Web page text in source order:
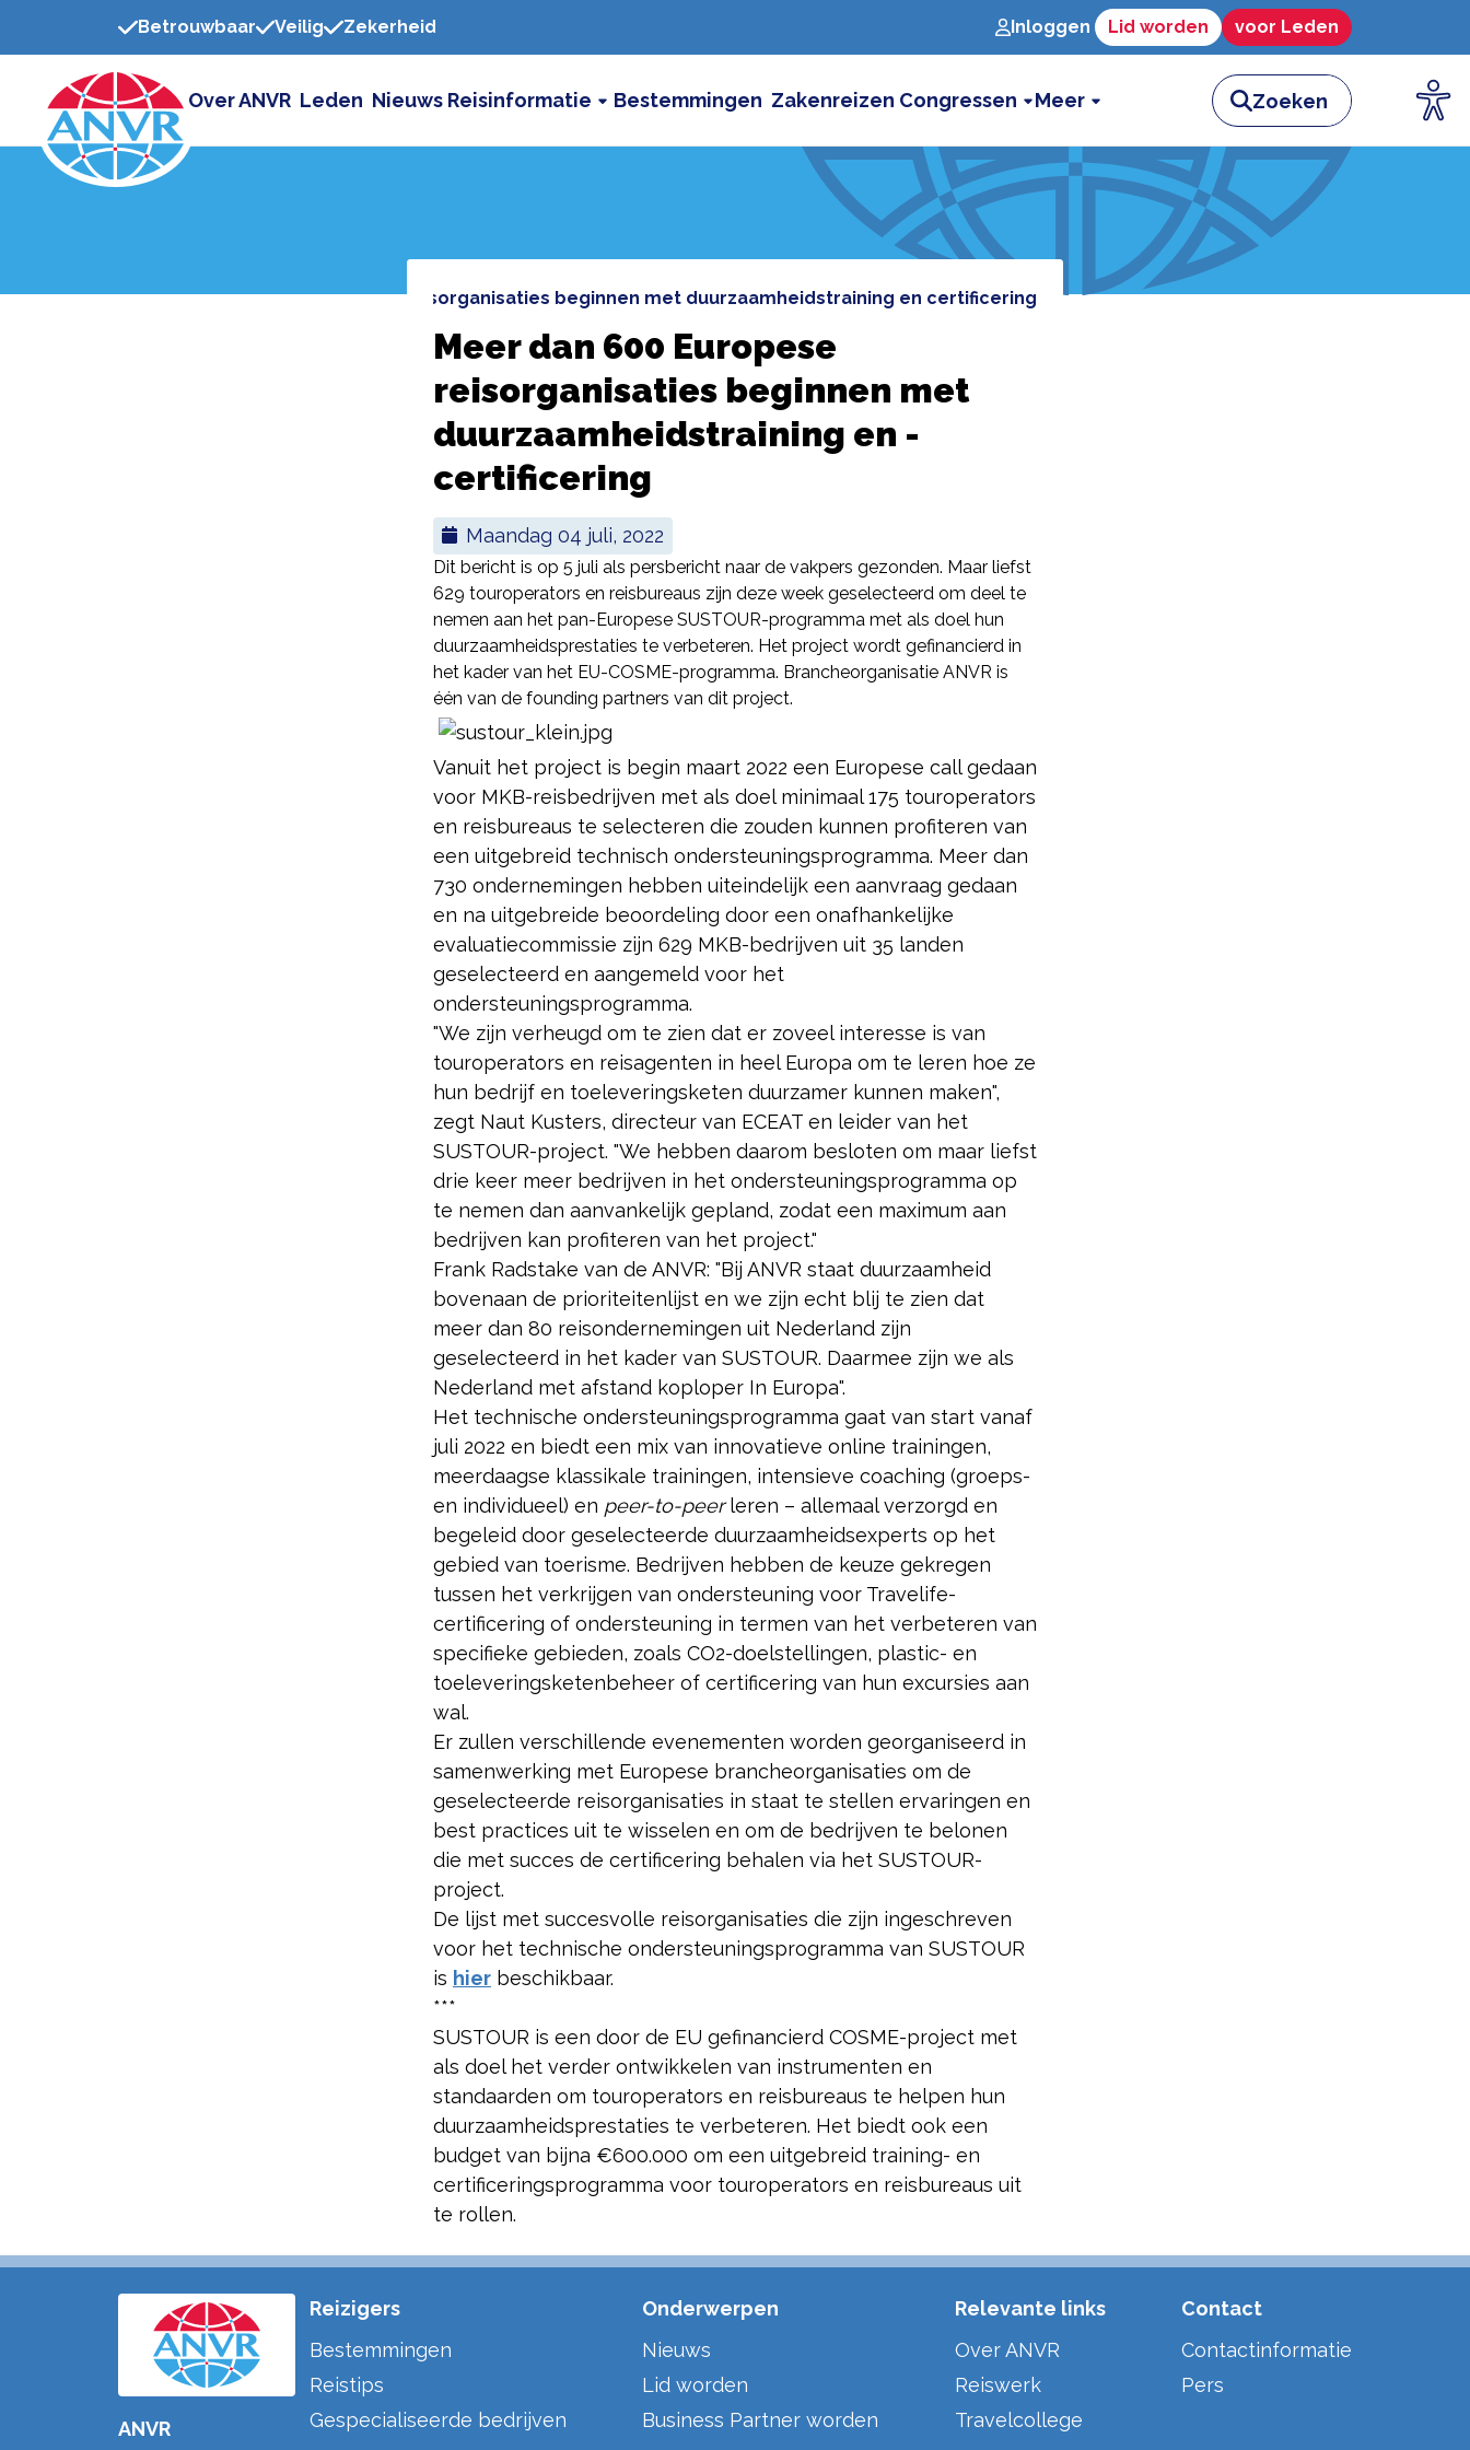
Betrouwbaar Veilig Zekerheid Inloggen Lid worden voor Leden
Over ANVR Leden Nieuws Reisinformatie Bestemmingen Zakenreizen Congressen Meer
Home reisnieuws meer dan 600 europese reisorganisaties beginnen met duurzaamheidstraining en certificering
Meer dan 600 Europese
reisorganisaties beginnen met
duurzaamheidstraining en -
certificering
maandag 04 juli, 2022
Dit bericht is op 5 juli als persbericht naar de vakpers gezonden. Maar liefst
629 touroperators en reisbureaus zijn deze week geselecteerd om deel te
nemen aan het pan-Europese SUSTOUR-programma met als doel hun
duurzaamheidsprestaties te verbeteren. Het project wordt gefinancierd in
het kader van het EU-COSME-programma. Brancheorganisatie ANVR is
één van de founding partners van dit project.
Vanuit het project is begin maart 2022 een Europese call gedaan
voor MKB-reisbedrijven met als doel minimaal 175 touroperators
en reisbureaus te selecteren die zouden kunnen profiteren van
een uitgebreid technisch ondersteuningsprogramma. Meer dan
730 ondernemingen hebben uiteindelijk een aanvraag gedaan
en na uitgebreide beoordeling door een onafhankelijke
evaluatiecommissie zijn 629 MKB-bedrijven uit 35 landen
geselecteerd en aangemeld voor het
ondersteuningsprogramma.
"We zijn verheugd om te zien dat er zoveel interesse is van
touroperators en reisagenten in heel Europa om te leren hoe ze
hun bedrijf en toeleveringsketen duurzamer kunnen maken",
zegt Naut Kusters, directeur van ECEAT en leider van het
SUSTOUR-project. "We hebben daarom besloten om maar liefst
drie keer meer bedrijven in het ondersteuningsprogramma op
te nemen dan aanvankelijk gepland, zodat een maximum aan
bedrijven kan profiteren van het project."
Frank Radstake van de ANVR: "Bij ANVR staat duurzaamheid
bovenaan de prioriteitenlijst en we zijn echt blij te zien dat
meer dan 80 reisondernemingen uit Nederland zijn
geselecteerd in het kader van SUSTOUR. Daarmee zijn we als
Nederland met afstand koploper In Europa".
Het technische ondersteuningsprogramma gaat van start vanaf
juli 2022 en biedt een mix van innovatieve online trainingen,
meerdaagse klassikale trainingen, intensieve coaching (groeps-
en individueel) en peer-to-peerleren – allemaal verzorgd en
begeleid door geselecteerde duurzaamheidsexperts op het
gebied van toerisme. Bedrijven hebben de keuze gekregen
tussen het verkrijgen van ondersteuning voor Travelife-
certificering of ondersteuning in termen van het verbeteren van
specifieke gebieden, zoals CO2-doelstellingen, plastic- en
toeleveringsketenbeheer of certificering van hun excursies aan
wal.
Er zullen verschillende evenementen worden georganiseerd in
samenwerking met Europese brancheorganisaties om de
geselecteerde reisorganisaties in staat te stellen ervaringen en
best practices uit te wisselen en om de bedrijven te belonen
die met succes de certificering behalen via het SUSTOUR-
project.
De lijst met succesvolle reisorganisaties die zijn ingeschreven
voor het technische ondersteuningsprogramma van SUSTOUR
is hier beschikbaar.
***
SUSTOUR is een door de EU gefinancierd COSME-project met
als doel het verder ontwikkelen van instrumenten en
standaarden om touroperators en reisbureaus te helpen hun
duurzaamheidsprestaties te verbeteren. Het biedt ook een
budget van bijna €600.000 om een uitgebreid training- en
certificeringsprogramma voor touroperators en reisbureaus uit
te rollen.
ANVR
Reizigers
Bestemmingen
Reistips
Gespecialiseerde bedrijven
Onderwerpen
Nieuws
Lid worden
Business Partner worden
Relevante links
Over ANVR
Reiswerk
Travelcollege
Contact
Contactinformatie
Pers